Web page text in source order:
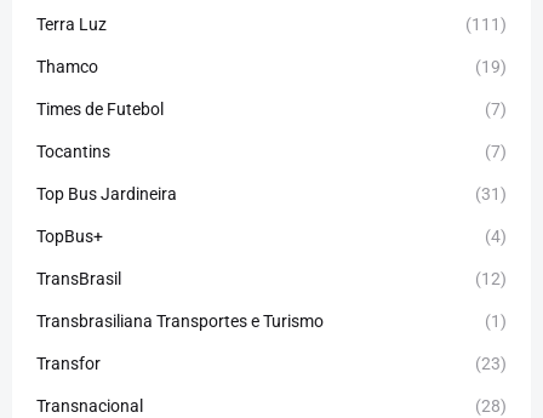
Terra Luz (111)
Thamco (19)
Times de Futebol (7)
Tocantins (7)
Top Bus Jardineira (31)
TopBus+ (4)
TransBrasil (12)
Transbrasiliana Transportes e Turismo (1)
Transfor (23)
Transnacional (28)